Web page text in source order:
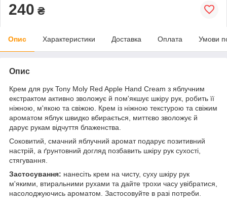
240 ₴
Опис Характеристики Доставка Оплата Умови
Опис
Крем для рук Tony Moly Red Apple Hand Cream з яблучним
екстрактом активно зволожує й пом'якшує шкіру рук, робить її
ніжною, м'якою та свіжою. Крем із ніжною текстурою та свіжим
ароматом яблук швидко вбирається, миттєво зволожує й
дарує рукам відчуття блаженства.
Соковитий, смачний яблучний аромат подарує позитивний
настрій, а ґрунтовний догляд позбавить шкіру рук сухості,
стягування.
Застосування: нанесіть крем на чисту, суху шкіру рук
м'якими, втиральними рухами та дайте трохи часу увібратися,
насолоджуючись ароматом. Застосовуйте в разі потреби.